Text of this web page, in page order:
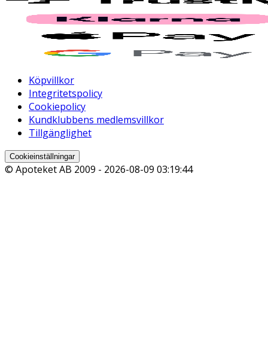
Köpvillkor
Integritetspolicy
Cookiepolicy
Kundklubbens medlemsvillkor
Tillgänglighet
Cookieinställningar
© Apoteket AB 2009 - 2026-08-09 03:19:44